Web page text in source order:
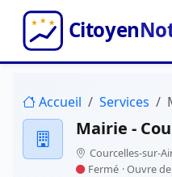
Accueil Services
Mairie -
Courcelles-sur-
Fermé · Ouvre